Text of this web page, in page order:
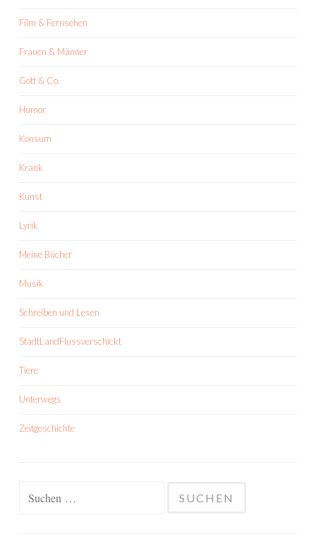
Film & Fernsehen
Frauen & Männer
Gott & Co.
Humor
Konsum
Krank
Kunst
Lyrik
Meine Bücher
Musik
Schreiben und Lesen
StadtLandFlussverschickt
Tiere
Unterwegs
Zeitgeschichte